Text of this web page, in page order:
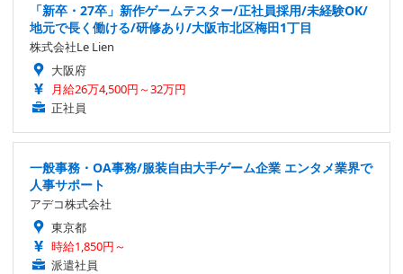
「新卒・27卒」新作ゲームテスター/正社員採用/未経験OK/
地元で長く働ける/研修あり/大阪市北区梅田1丁目
株式会社Le Lien
大阪府
月給26万4,500円～32万円
正社員
一般事務・OA事務/服装自由大手ゲーム企業 エンタメ業界で
人事サポート
アデコ株式会社
東京都
時給1,850円～
派遣社員